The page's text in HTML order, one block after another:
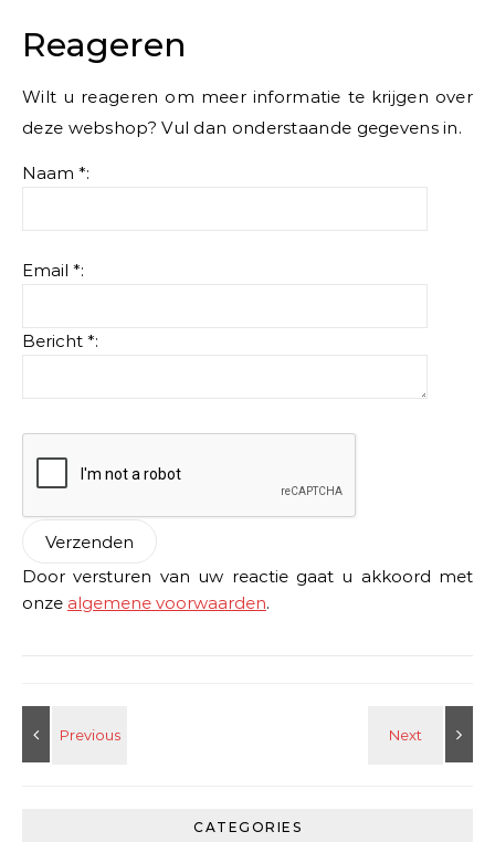
Reageren
Wilt u reageren om meer informatie te krijgen over
deze webshop? Vul dan onderstaande gegevens in.
Naam *:
Email *:
Bericht *:
Door versturen van uw reactie gaat u akkoord met
onze algemene voorwaarden.
CATEGORIES